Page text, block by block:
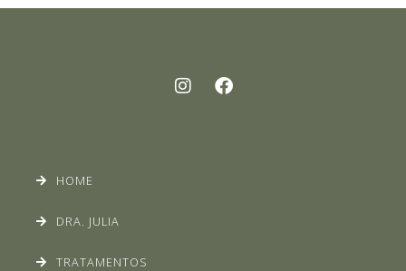
HOME
DRA. JULIA
TRATAMENTOS